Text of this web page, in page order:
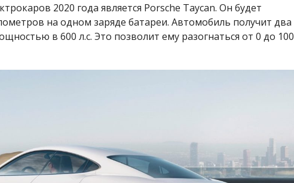
2020 года является Porsche Taycan. Он будет
на одном заряде батареи. Автомобиль получит два
в 600 л.с. Это позволит ему разогнаться от 0 до 100